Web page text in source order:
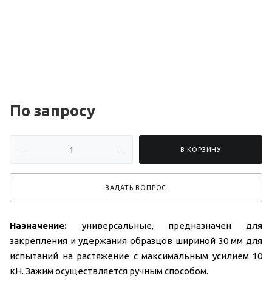
По запросу
В КОРЗИНУ
ЗАДАТЬ ВОПРОС
Назначение: универсальные, предназначен для
закрепления и удержания образцов шириной 30 мм для
испытаний на растяжение с максимальным усилием 10
кН. Зажим осуществляется ручным способом.